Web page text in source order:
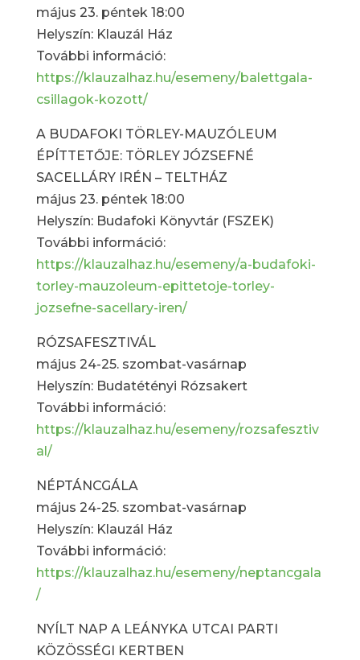
május 23. péntek 18:00
Helyszín: Klauzál Ház
További információ:
https://klauzalhaz.hu/esemeny/balettgala-
csillagok-kozott/
A BUDAFOKI TÖRLEY-MAUZÓLEUM
ÉPÍTTETŐJE: TÖRLEY JÓZSEFNÉ
SACELLÁRY IRÉN – TELTHÁZ
május 23. péntek 18:00
Helyszín: Budafoki Könyvtár (FSZEK)
További információ:
https://klauzalhaz.hu/esemeny/a-budafoki-
torley-mauzoleum-epittetoje-torley-
jozsefne-sacellary-iren/
RÓZSAFESZTIVÁL
május 24-25. szombat-vasárnap
Helyszín: Budatétényi Rózsakert
További információ:
https://klauzalhaz.hu/esemeny/rozsafesztiv
al/
NÉPTÁNCGÁLA
május 24-25. szombat-vasárnap
Helyszín: Klauzál Ház
További információ:
https://klauzalhaz.hu/esemeny/neptancgala
/
NYÍLT NAP A LEÁNYKA UTCAI PARTI
KÖZÖSSÉGI KERTBEN